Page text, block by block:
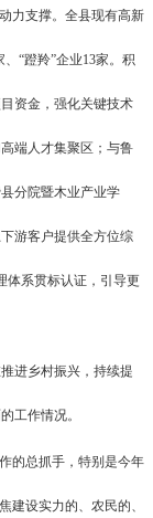
力支撑。全县现有高新
“蹬羚”企业13家。积
资金，强化关键技术
端人才集聚区；与鲁
分院暨木业产业学
游客户提供全方位综
体系贯标认证，引导更
进乡村振兴，持续提
工作情况。
的总抓手，特别是今年
建设实力的、农民的、